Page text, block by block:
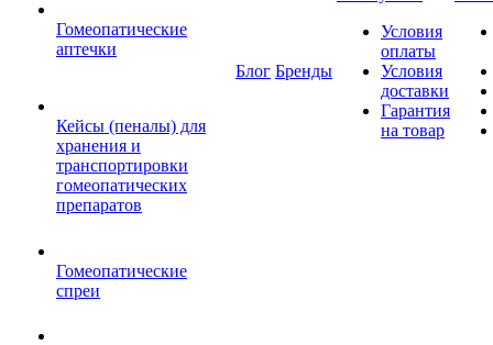
Гомеопатические
аптечки
Кейсы (пеналы) для
хранения и
транспортировки
гомеопатических
препаратов
Гомеопатические
спреи
Блог Бренды
Условия
оплаты
Условия
доставки
Гарантия
на товар